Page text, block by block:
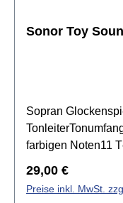
Sonor Toy
Sopran
farbigen Noten11
Stärke: 2
mit einem Halter
Regulärer Preis:
29,00 €
Preise inkl. MwSt.